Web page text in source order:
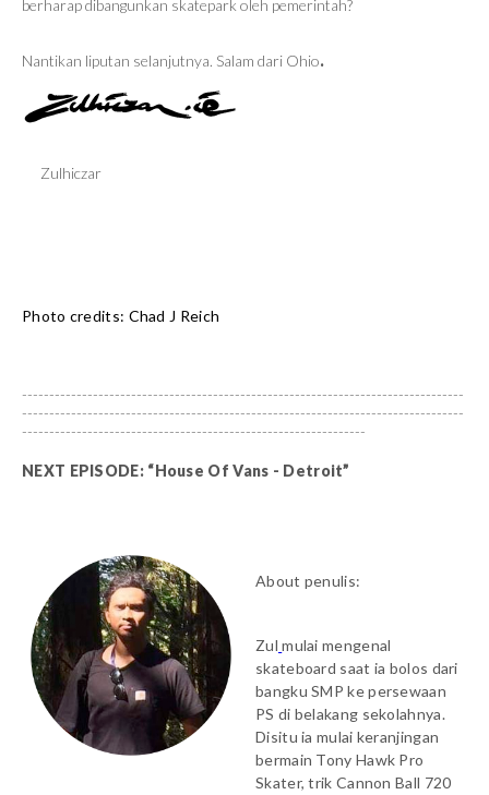
berharap dibangunkan skatepark oleh pemerintah?
Nantikan liputan selanjutnya. Salam dari Ohio.
Zulhiczar
Photo credits: Chad J Reich
---------------------------------------------------------------------------------
---------------------------------------------------------------------------------
---------------------------------------------------------------
NEXT EPISODE: “House Of Vans - Detroit”
About penulis:
Zul mulai mengenal
skateboard saat ia bolos dari
bangku SMP ke persewaan
PS di belakang sekolahnya.
Disitu ia mulai keranjingan
bermain Tony Hawk Pro
Skater, trik Cannon Ball 720